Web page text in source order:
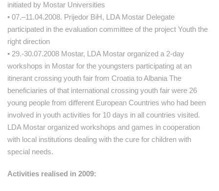
initiated by Mostar Universities
• 07.–11.04.2008. Prijedor BiH, LDA Mostar Delegate
participated in the evaluation committee of the project Youth the
right direction
• 29.-30.07.2008 Mostar, LDA Mostar organized a 2-day
workshops in Mostar for the youngsters participating at an
itinerant crossing youth fair from Croatia to Albania The
beneficiaries of that international crossing youth fair were 26
young people from different European Countries who had been
involved in youth activities for 10 days in all countries visited.
LDA Mostar organized workshops and games in cooperation
with local institutions dealing with the cure for children with
special needs.
Activities realised in 2009: